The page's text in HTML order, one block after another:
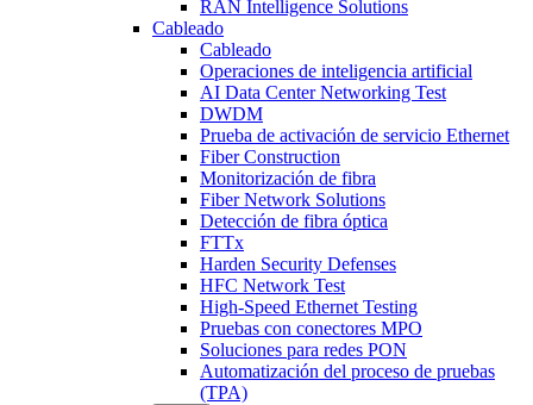
RAN Intelligence Solutions
Cableado
Cableado
Operaciones de inteligencia artificial
AI Data Center Networking Test
DWDM
Prueba de activación de servicio Ethernet
Fiber Construction
Monitorización de fibra
Fiber Network Solutions
Detección de fibra óptica
FTTx
Harden Security Defenses
HFC Network Test
High-Speed Ethernet Testing
Pruebas con conectores MPO
Soluciones para redes PON
Automatización del proceso de pruebas
(TPA)